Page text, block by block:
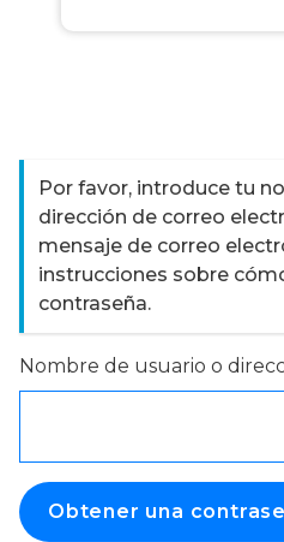
Por favor, introduce tu
dirección de correo
mensaje de correo
instrucciones sobre
contraseña.
Nombre de usuario o
Obtener una